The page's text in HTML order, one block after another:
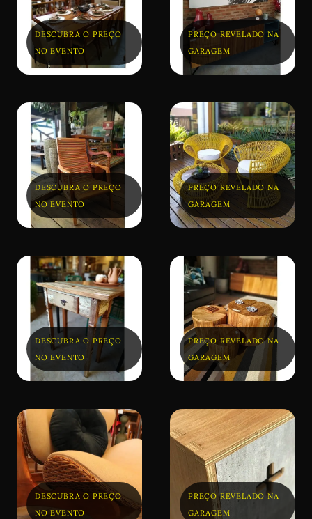
DESCUBRA O PREÇO
NO EVENTO
PREÇO REVELADO NA
GARAGEM
DESCUBRA O PREÇO
NO EVENTO
PREÇO REVELADO NA
GARAGEM
DESCUBRA O PREÇO
NO EVENTO
PREÇO REVELADO NA
GARAGEM
DESCUBRA O PREÇO
NO EVENTO
PREÇO REVELADO NA
GARAGEM